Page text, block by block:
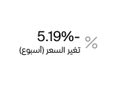
-5.19%
تغير السعر (أسبوع)